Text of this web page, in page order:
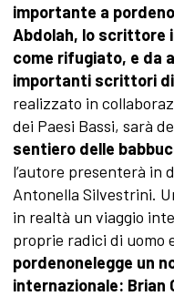
importante a
Abdolah, lo scrittore
come rifugiato, e da
importanti scrittori
realizzato in
dei Paesi Bassi, sarà
sentiero delle
l’autore presenterà in
Antonella Silvestrini.
in realtà un viaggio
proprie radici di uomo
pordenonelegge un
internazionale: Brian